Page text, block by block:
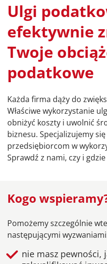
Ulgi
efektywnie
Twoje
podatkowe
Każda firma dąży do
Właściwe wykorzystanie
obniżyć koszty i uwolnić
biznesu. Specjalizujemy
przedsiębiorcom w
Sprawdź z nami, czy i
Kogo
Pomożemy szczególnie
następującymi
nie masz pewności,